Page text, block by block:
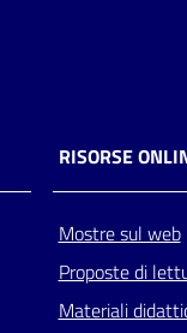
RISORSE
Mostre sul web
Proposte di
Materiali